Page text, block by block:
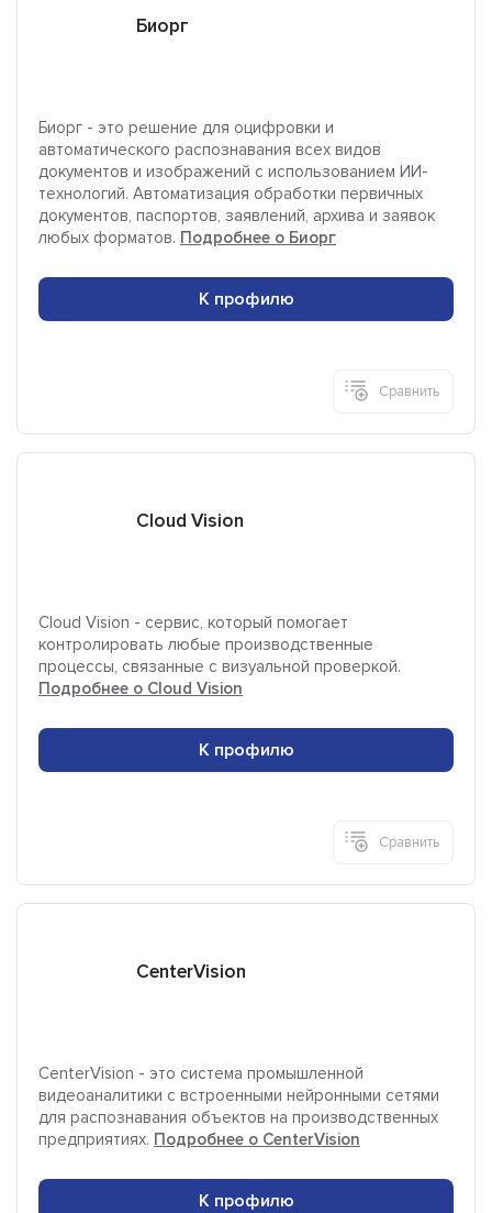
Биорг
Биорг - это решение для оцифровки и
автоматического распознавания всех видов
документов и изображений с использованием ИИ-
технологий. Автоматизация обработки первичных
документов, паспортов, заявлений, архива и заявок
любых форматов. Подробнее о Биорг
К профилю
Сравнить
Cloud Vision
Cloud Vision - сервис, который помогает
контролировать любые производственные
процессы, связанные с визуальной проверкой.
Подробнее о Cloud Vision
К профилю
Сравнить
CenterVision
CenterVision - это система промышленной
видеоаналитики с встроенными нейронными сетями
для распознавания объектов на производственных
предприятиях. Подробнее о CenterVision
К профилю